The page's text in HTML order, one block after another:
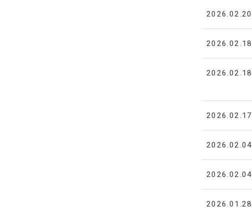
2026.02.20
2026.02.18
2026.02.18
2026.02.17
2026.02.04
2026.02.04
2026.01.28